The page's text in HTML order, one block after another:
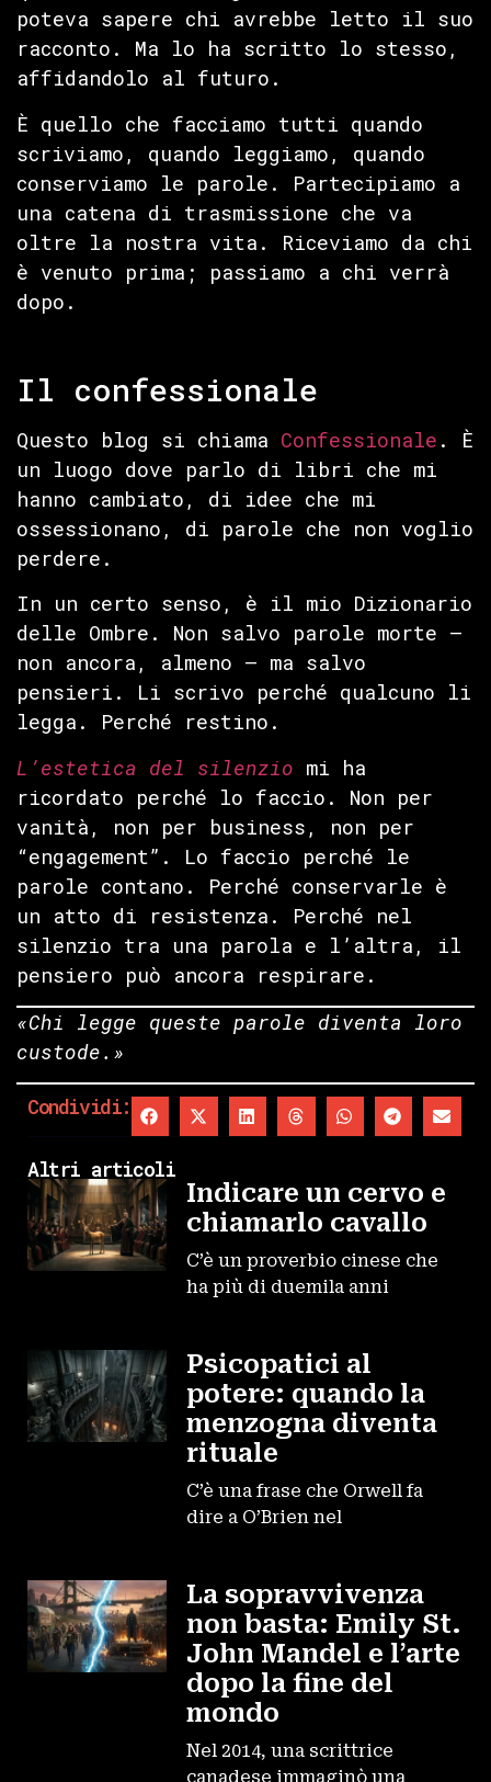
poteva sapere chi avrebbe letto il suo
racconto. Ma lo ha scritto lo stesso,
affidandolo al futuro.
È quello che facciamo tutti quando
scriviamo, quando leggiamo, quando
conserviamo le parole. Partecipiamo a
una catena di trasmissione che va
oltre la nostra vita. Riceviamo da chi
è venuto prima; passiamo a chi verrà
dopo.
Il confessionale
Questo blog si chiama Confessionale . È
un luogo dove parlo di libri che mi
hanno cambiato, di idee che mi
ossessionano, di parole che non voglio
perdere.
In un certo senso, è il mio Dizionario
delle Ombre. Non salvo parole morte —
non ancora, almeno — ma salvo
pensieri. Li scrivo perché qualcuno li
legga. Perché restino.
L’estetica del silenzio mi ha
ricordato perché lo faccio. Non per
vanità, non per business, non per
“engagement”. Lo faccio perché le
parole contano. Perché conservarle è
un atto di resistenza. Perché nel
silenzio tra una parola e l’altra, il
pensiero può ancora respirare.
«Chi legge queste parole diventa loro
custode.»
Condividi:
Altri articoli
Indicare un cervo e
chiamarlo cavallo
C’è un proverbio cinese che
ha più di duemila anni
Psicopatici al
potere: quando la
menzogna diventa
rituale
C’è una frase che Orwell fa
dire a O’Brien nel
La sopravvivenza
non basta: Emily St.
John Mandel e l’arte
dopo la fine del
mondo
Nel 2014, una scrittrice
canadese immaginò una